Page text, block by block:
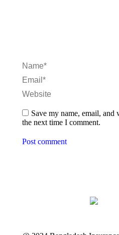
Name *
Email *
Website
Save my name, email,
the next time I comment.
Post comment